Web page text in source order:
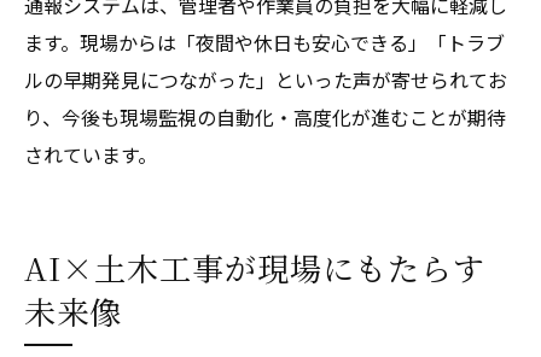
ます。現場からは「夜間や休日も安心できる」「トラブ
ルの早期発見につながった」といった声が寄せられてお
り、今後も現場監視の自動化・高度化が進むことが期待
されています。
AI×土木工事が現場にもたらす
未来像